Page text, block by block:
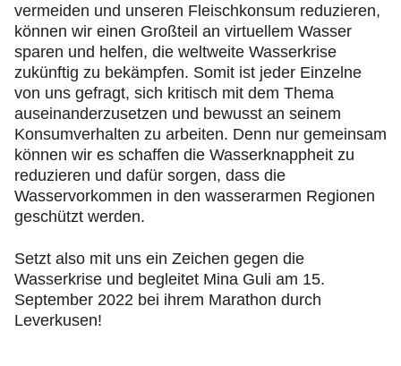
vermeiden und unseren Fleischkonsum reduzieren,
können wir einen Großteil an virtuellem Wasser
sparen und helfen, die weltweite Wasserkrise
zukünftig zu bekämpfen. Somit ist jeder Einzelne
von uns gefragt, sich kritisch mit dem Thema
auseinanderzusetzen und bewusst an seinem
Konsumverhalten zu arbeiten. Denn nur gemeinsam
können wir es schaffen die Wasserknappheit zu
reduzieren und dafür sorgen, dass die
Wasservorkommen in den wasserarmen Regionen
geschützt werden.
Setzt also mit uns ein Zeichen gegen die
Wasserkrise und begleitet Mina Guli am 15.
September 2022 bei ihrem Marathon durch
Leverkusen!